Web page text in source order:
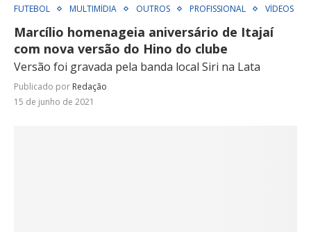
FUTEBOL MULTIMÍDIA OUTROS PROFISSIONAL VÍDEOS
Marcílio homenageia aniversário de Itajaí
com nova versão do Hino do clube
Versão foi gravada pela banda local Siri na Lata
Publicado por Redação
15 de junho de 2021